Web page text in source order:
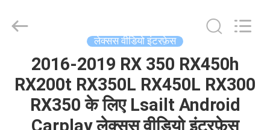
उत्पादों
Electron
Co.,Ltd.
लेक्सस वीडियो इंटरफ़ेस
2016-2019 RX 350 RX450h
RX200t RX350L RX450L RX300
RX350 के लिए Lsailt Android
Carplay लेक्सस वीडियो इंटरफ़ेस